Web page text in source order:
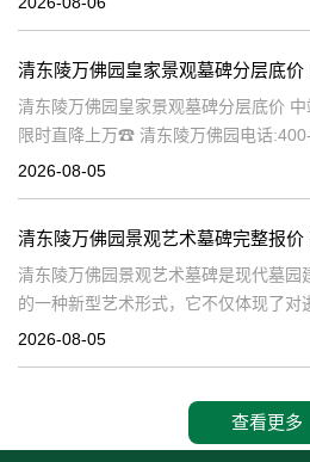
清东陵万佛园皇家景观墓碑分层底价 中
限时直降上万☎ 清东陵万佛园电话
5063清东陵万佛园，作为中国历史上著
2026-08-05
清东陵万佛园景观艺术墓碑是现代墓园
的一种新型艺术形式，它不仅体现了对
尊重和缅怀，更是一种文化艺术的传承
2026-08-05
查看更多